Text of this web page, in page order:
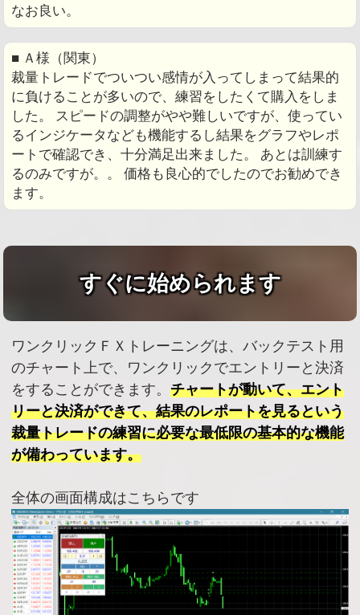
なお良い。
■ Ａ様（関東）
裁量トレードでついつい感情が入ってしまって結果的
に負けることが多いので、練習をしたくて購入をしま
した。 スピードの調整がやや難しいですが、使ってい
るインジケータなども機能するし結果をグラフやレポ
ートで確認でき、十分満足出来ました。 あとは訓練す
るのみですが。。 価格も良心的でしたのでお勧めでき
ます。
すぐに始められます
ワンクリックＦＸトレーニングは、バックテスト用
のチャート上で、ワンクリックでエントリーと決済
をすることができます。 チャートが動いて、エント
リーと決済ができて、結果のレポートを見るという
裁量トレードの練習に必要な最低限の基本的な機能
が備わっています。
全体の画面構成はこちらです